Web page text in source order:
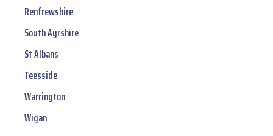
Renfrewshire
South Ayrshire
St Albans
Teesside
Warrington
Wigan